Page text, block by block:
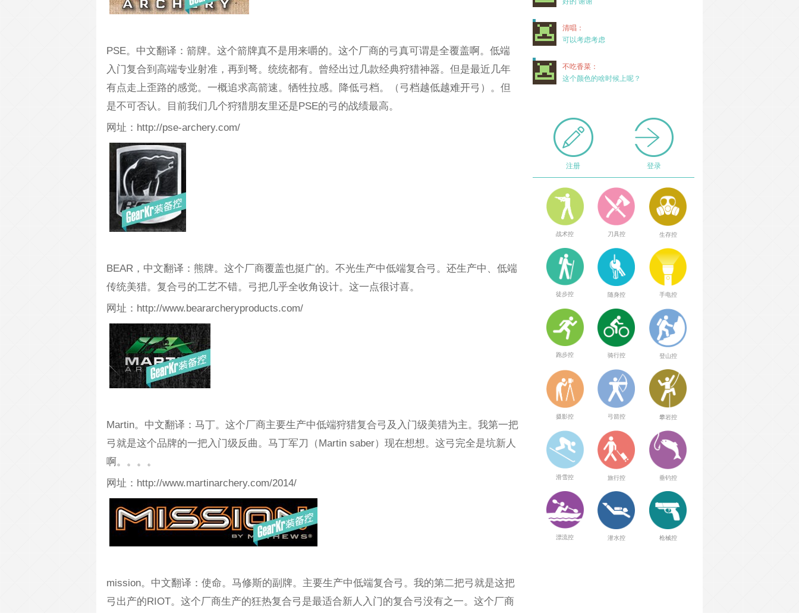
PSE。中文翻译：箭牌。这个箭牌真不是用来嚼的。这个厂商的弓真可谓是全覆盖啊。低端
入门复合到高端专业射准，再到弩。统统都有。曾经出过几款经典狩猎神器。但是最近几年
有点走上歪路的感觉。一概追求高箭速。牺牲拉感。降低弓档。（弓档越低越难开弓）。但
是不可否认。目前我们几个狩猎朋友里还是PSE的弓的战绩最高。
网址：http://pse-archery.com/
BEAR，中文翻译：熊牌。这个厂商覆盖也挺广的。不光生产中低端复合弓。还生产中、低端
传统美猎。复合弓的工艺不错。弓把几乎全收角设计。这一点很讨喜。
网址：http://www.beararcheryproducts.com/
Martin。中文翻译：马丁。这个厂商主要生产中低端狩猎复合弓及入门级美猎为主。我第一把
弓就是这个品牌的一把入门级反曲。马丁军刀（Martin saber）现在想想。这弓完全是坑新人
啊。。。。
网址：http://www.martinarchery.com/2014/
mission。中文翻译：使命。马修斯的副牌。主要生产中低端复合弓。我的第二把弓就是这把
弓出产的RIOT。这个厂商生产的狂热复合弓是最适合新人入门的复合弓没有之一。这个厂商
清唱：
可以考虑考虑
不吃香菜：
这个颜色的啥时候上呢？
注册 登录
战术控 刀具控 生存控
徒步控 随身控 手电控
跑步控 骑行控 登山控
摄影控 弓箭控 攀岩控
滑雪控 旅行控 垂钓控
漂流控 潜水控 枪械控